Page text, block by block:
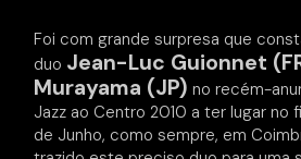
Foi com grande surpresa que
duo Jean-Luc Guionnet
Murayama (JP) no recém-
Jazz ao Centro 2010 a ter lugar no
de Junho, como sempre, em